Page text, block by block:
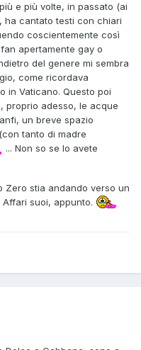
e più volte, in passato (ai
ha cantato testi con chiari
coscientemente così
apertamente gay o
del genere mi sembra
come ricordava
in Vaticano. Questo poi
proprio adesso, le acque
un breve spazio
tanto di madre
... Non so se lo avete
Zero stia andando verso un
suoi, appunto.